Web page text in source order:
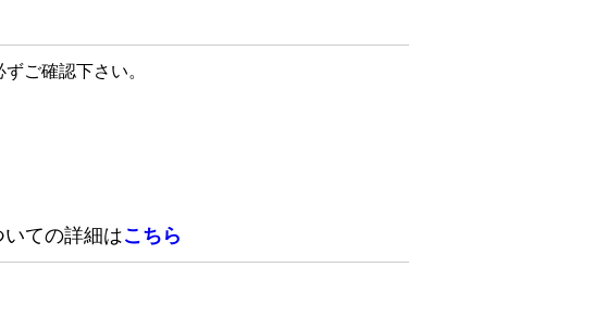
ご確認下さい。
ての詳細はこちら